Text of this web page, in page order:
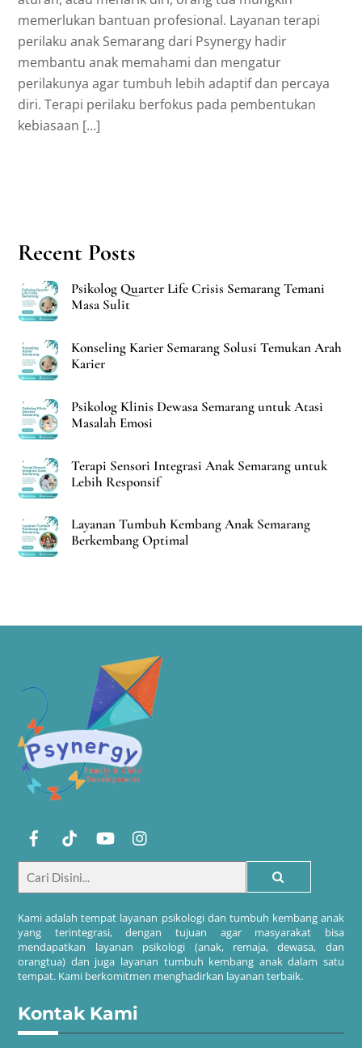
memerlukan bantuan profesional. Layanan terapi
perilaku anak Semarang dari Psynergy hadir
membantu anak memahami dan mengatur
perilakunya agar tumbuh lebih adaptif dan percaya
diri. Terapi perilaku berfokus pada pembentukan
kebiasaan […]
Recent Posts
Psikolog Quarter Life Crisis Semarang Temani
Masa Sulit
Konseling Karier Semarang Solusi Temukan Arah
Karier
Psikolog Klinis Dewasa Semarang untuk Atasi
Masalah Emosi
Terapi Sensori Integrasi Anak Semarang untuk
Lebih Responsif
Layanan Tumbuh Kembang Anak Semarang
Berkembang Optimal
Kami adalah tempat layanan psikologi dan tumbuh kembang anak
yang terintegrasi, dengan tujuan agar masyarakat bisa
mendapatkan layanan psikologi (anak, remaja, dewasa, dan
orangtua) dan juga layanan tumbuh kembang anak dalam satu
tempat. Kami berkomitmen menghadirkan layanan terbaik.
Kontak Kami